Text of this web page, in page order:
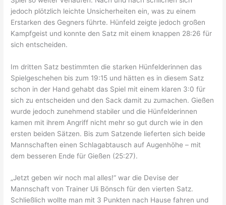
jedoch plötzlich leichte Unsicherheiten ein, was zu einem
Erstarken des Gegners führte. Hünfeld zeigte jedoch großen
Kampfgeist und konnte den Satz mit einem knappen 28:26 für
sich entscheiden.
Im dritten Satz bestimmten die starken Hünfelderinnen das
Spielgeschehen bis zum 19:15 und hätten es in diesem Satz
schon in der Hand gehabt das Spiel mit einem klaren 3:0 für
sich zu entscheiden und den Sack damit zu zumachen. Gießen
wurde jedoch zunehmend stabiler und die Hünfelderinnen
kamen mit ihrem Angriff nicht mehr so gut durch wie in den
ersten beiden Sätzen. Bis zum Satzende lieferten sich beide
Mannschaften einen Schlagabtausch auf Augenhöhe – mit
dem besseren Ende für Gießen (25:27).
„Jetzt geben wir noch mal alles!“ war die Devise der
Mannschaft von Trainer Uli Bönsch für den vierten Satz.
Schließlich wollte man mit 3 Punkten nach Hause fahren und